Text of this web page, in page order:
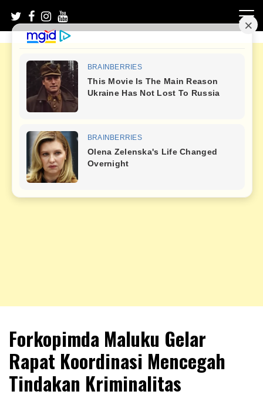
content
NKRIPOST
Forkopimda Maluku Gelar
Rapat Koordinasi Mencegah
Tindakan Kriminalitas